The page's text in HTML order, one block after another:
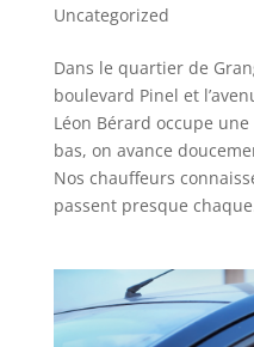
Uncategorized
Dans le quartier de
boulevard Pinel et
Léon Bérard occupe
bas, on avance
Nos chauffeurs
passent presque